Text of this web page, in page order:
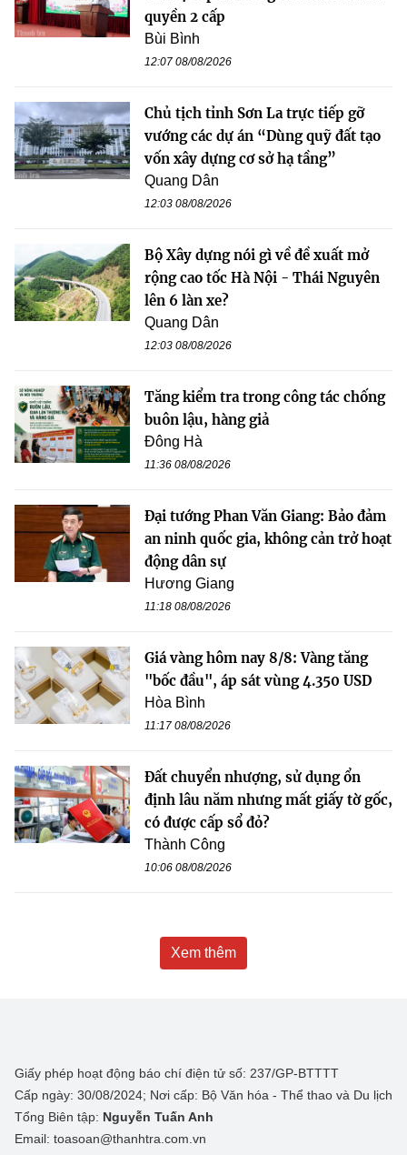
quyền 2 cấp
Bùi Bình
12:07 08/08/2026
Chủ tịch tỉnh Sơn La trực tiếp gỡ
vướng các dự án “Dùng quỹ đất tạo
vốn xây dựng cơ sở hạ tầng”
Quang Dân
12:03 08/08/2026
Bộ Xây dựng nói gì về đề xuất mở
rộng cao tốc Hà Nội - Thái Nguyên
lên 6 làn xe?
Quang Dân
12:03 08/08/2026
Tăng kiểm tra trong công tác chống
buôn lậu, hàng giả
Đông Hà
11:36 08/08/2026
Đại tướng Phan Văn Giang: Bảo đảm
an ninh quốc gia, không cản trở hoạt
động dân sự
Hương Giang
11:18 08/08/2026
Giá vàng hôm nay 8/8: Vàng tăng
"bốc đầu", áp sát vùng 4.350 USD
Hòa Bình
11:17 08/08/2026
Đất chuyển nhượng, sử dụng ổn
định lâu năm nhưng mất giấy tờ gốc,
có được cấp sổ đỏ?
Thành Công
10:06 08/08/2026
Xem thêm
Giấy phép hoạt động báo chí điện tử số: 237/GP-BTTTT
Cấp ngày: 30/08/2024; Nơi cấp: Bộ Văn hóa - Thể thao và Du lịch
Tổng Biên tập: Nguyễn Tuấn Anh
Email: toasoan@thanhtra.com.vn